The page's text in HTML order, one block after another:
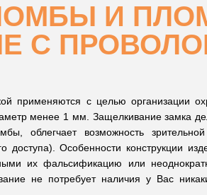
И
С
применяются с целью организации
менее 1 мм. Защелкивание замка
облегчает возможность
доступа). Особенности конструкции
их фальсификацию или
не потребует наличия у Вас